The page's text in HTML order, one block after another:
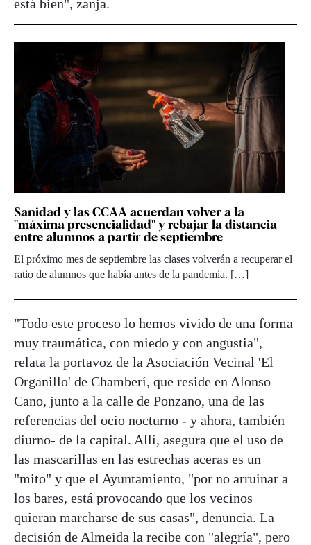
está bien", zanja.
Sanidad y las CCAA acuerdan volver a la
"máxima presencialidad" y rebajar la distancia
entre alumnos a partir de septiembre
El próximo mes de septiembre las clases volverán a recuperar el
ratio de alumnos que había antes de la pandemia. […]
"Todo este proceso lo hemos vivido de una forma
muy traumática, con miedo y con angustia",
relata la portavoz de la Asociación Vecinal 'El
Organillo' de Chamberí, que reside en Alonso
Cano, junto a la calle de Ponzano, una de las
referencias del ocio nocturno - y ahora, también
diurno- de la capital. Allí, asegura que el uso de
las mascarillas en las estrechas aceras es un
"mito" y que el Ayuntamiento, "por no arruinar a
los bares, está provocando que los vecinos
quieran marcharse de sus casas", denuncia. La
decisión de Almeida la recibe con "alegría", pero